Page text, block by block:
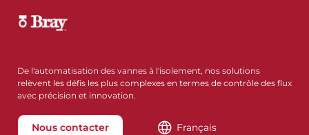
De l'automatisation des vannes à l'isolement, nos solutions
relèvent les défis les plus complexes en termes de contrôle des flux
avec précision et innovation.
Nous contacter Français